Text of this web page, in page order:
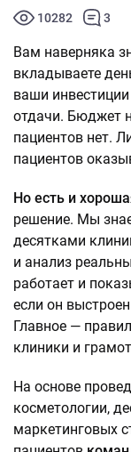
10282 3
Вам наверняка
вкладываете
ваши
отдачи. Бюджет
пациентов нет.
пациентов
Но есть и
решение. Мы
десятками
и анализ
работает и
если он
Главное —
клиники и
На основе
косметологии,
маркетинговых